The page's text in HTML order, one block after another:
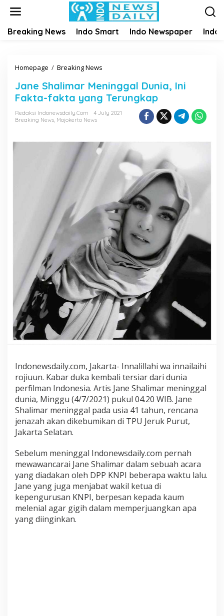
Breaking News Indo Smart Indo Newspaper Indo
Homepage / Breaking News
n
e
h
i
n
g
g
a
l
D
u
n
i
,
I
n
F
a
k
t
a
-
f
t
a
y
a
n
g
Jane Shalimar Meninggal Dunia, Ini
Fakta-fakta yang Terungkap
Redaksi Indonewsdaily.com
4 July 2021
Breaking News, Mojokerto News
Indonewsdaily.com, Jakarta- Innalillahi wa innailaihi
rojiuun. Kabar duka kembali tersiar dari dunia
perfilman Indonesia. Artis Jane Shalimar meninggal
dunia, Minggu (4/7/2021) pukul 04.20 WIB. Jane
Shalimar meninggal pada usia 41 tahun, rencana
jenazah akan dikebumikan di TPU Jeruk Purut,
Jakarta Selatan.
Sebelum meninggal Indonewsdaily.com pernah
mewawancarai Jane Shalimar dalam sebuah acara
yang diadakan oleh DPP KNPI beberapa waktu lalu.
Jane yang juga menjabat wakil ketua di
kepengurusan KNPI, berpesan kepada kaum
melenial agar gigih dalam memperjuangkan apa
yang diinginkan.